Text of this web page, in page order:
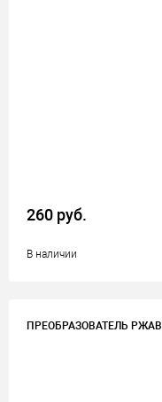
260 руб.
В наличии
ПРЕОБРАЗОВАТЕЛЬ